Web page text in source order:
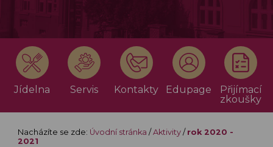
Jídelna Servis Kontakty Edupage
Přijímací
zkoušky
Nacházíte se zde: Úvodní stránka / Aktivity/ rok 2020 -
2021